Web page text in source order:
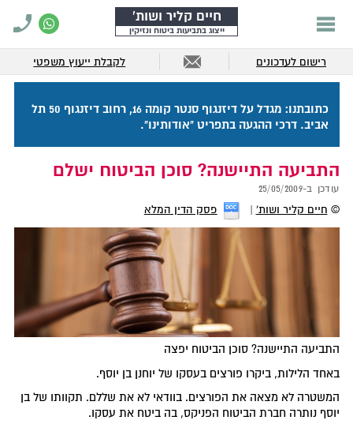
חיים קליר ושות'
ייצוג בתביעות ביטוח ונזיקין
רישום לעדכונים לקבלת ייעוץ משפטי
כתובתנו: מגדל על דיזנגוף סנטר קומה 16, רחוב דיזנגוף 50 תל
אביב. דרכי ההגעה בתפריט "אודותינו".
התביעה התיישנה? סוכן הביטוח ישלם
עודכן ב-25/05/2009
© חיים קליר ושות' פסק הדין המלא
התביעה התיישנה? סוכן הביטוח יפצה
באחד הלילות, ביקרו פורצים בעסקו של יוחנן בן יוסף.
המשטרה לא מצאה את הפורצים. בוודאי לא את שללם. תקוותו של בן
יוסף נותרה חברת הביטוח הפניקס, בה ביטח את עסקו.